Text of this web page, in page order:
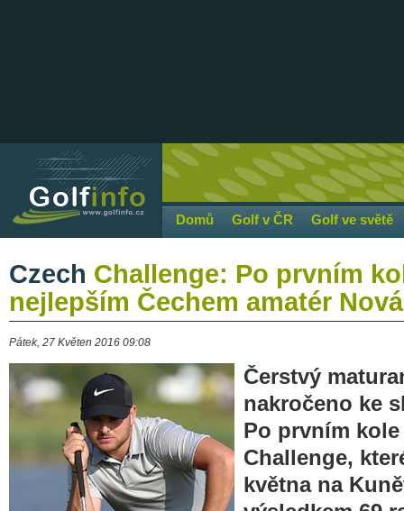
Domů Golf v ČR Golf ve světě
Czech Challenge: Po prvním
nejlepším Čechem amatér
Pátek, 27 Květen 2016 09:08
Čerstvý
nakročeno ke
Po prvním kole
Challenge,
května na